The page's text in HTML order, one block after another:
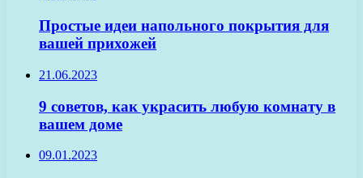
Простые идеи напольного покрытия для
вашей прихожей
21.06.2023
9 советов, как украсить любую комнату в
вашем доме
09.01.2023